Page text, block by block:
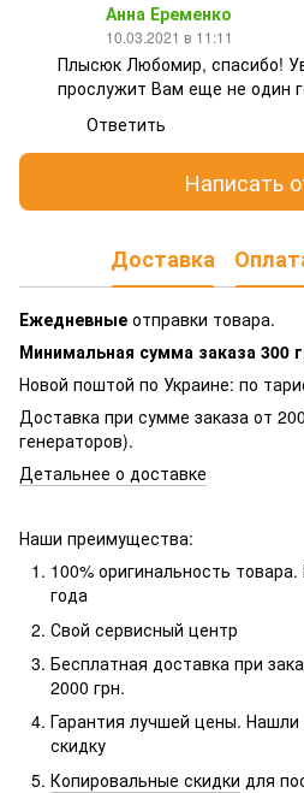
Анна Еременко
10.03.2021 в 11:11
Плысюк Любомир, спасибо!
прослужит Вам еще не один
Ответить
Написать
Доставка
Ежедневные отправки товара.
Минимальная сумма заказа 300
Новой поштой по Украине: по
Доставка при сумме заказа от
генераторов).
Детальнее о доставке
Наши преимущества:
100% оригинальность
года
Свой сервисный центр
Бесплатная доставка при
2000 грн.
Гарантия лучшей цены.
скидку
Копировальные скидки для